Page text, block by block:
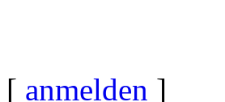
[ anmelden ]